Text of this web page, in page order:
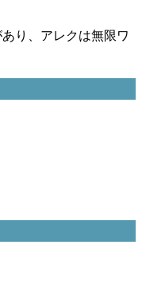
り、アレクは無限ワ